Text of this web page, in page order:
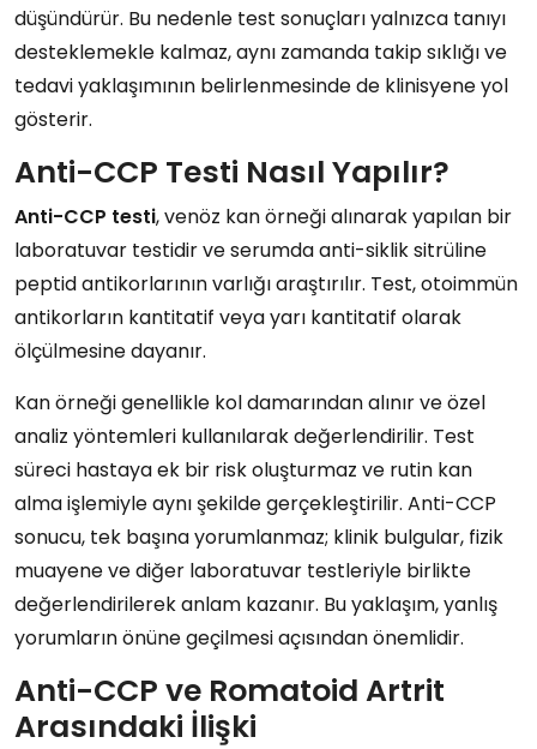
düşündürür. Bu nedenle test sonuçları yalnızca tanıyı
desteklemekle kalmaz, aynı zamanda takip sıklığı ve
tedavi yaklaşımının belirlenmesinde de klinisyene yol
gösterir.
Anti-CCP Testi Nasıl Yapılır?
Anti-CCP testi, venöz kan örneği alınarak yapılan bir
laboratuvar testidir ve serumda anti-siklik sitrüline
peptid antikorlarının varlığı araştırılır. Test, otoimmün
antikorların kantitatif veya yarı kantitatif olarak
ölçülmesine dayanır.
Kan örneği genellikle kol damarından alınır ve özel
analiz yöntemleri kullanılarak değerlendirilir. Test
süreci hastaya ek bir risk oluşturmaz ve rutin kan
alma işlemiyle aynı şekilde gerçekleştirilir. Anti-CCP
sonucu, tek başına yorumlanmaz; klinik bulgular, fizik
muayene ve diğer laboratuvar testleriyle birlikte
değerlendirilerek anlam kazanır. Bu yaklaşım, yanlış
yorumların önüne geçilmesi açısından önemlidir.
Anti-CCP ve Romatoid Artrit
Arasındaki İlişki